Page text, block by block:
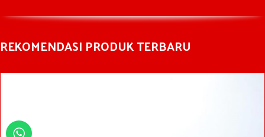
REKOMENDASI PRODUK TERBARU